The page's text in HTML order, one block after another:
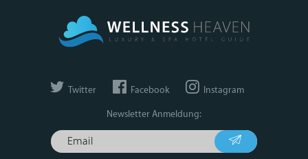
Twitter Facebook Instagram
Newsletter Anmeldung: